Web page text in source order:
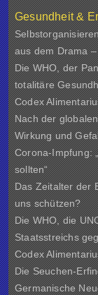
Gesundheit &
aus dem Drama
Die WHO, der
totalitäre
Codex
Nach der
Wirkung und
Corona-Impfung:
sollten“
Das Zeitalter der
uns schützen?
Die WHO, die
Staatsstreichs
Codex
Die Seuchen-
Germanische